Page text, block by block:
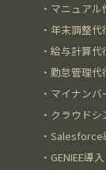
・ マニュアル
・ 年末調整代
・給与計算代
・勤怠管理代
・ マイナンバ
・ クラウドシ
・Salesforce
・ GENIEE導